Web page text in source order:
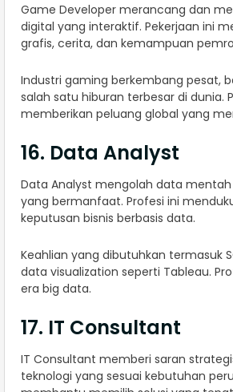
Game Developer merancang dan
digital yang interaktif. Pekerjaan ini
grafis, cerita, dan kemampuan
Industri gaming berkembang pesat,
salah satu hiburan terbesar di dunia.
memberikan peluang global yang
16. Data Analyst
Data Analyst mengolah data
yang bermanfaat. Profesi ini
keputusan bisnis berbasis data.
Keahlian yang dibutuhkan termasuk
data visualization seperti Tableau.
era big data.
17. IT Consultant
IT Consultant memberi saran
teknologi yang sesuai kebutuhan